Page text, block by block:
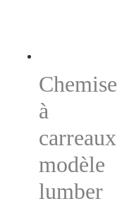
Chemise
à
carreaux
modèle
lumber